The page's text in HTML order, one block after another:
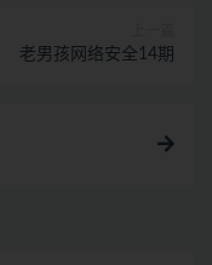
老男孩网络安全14期